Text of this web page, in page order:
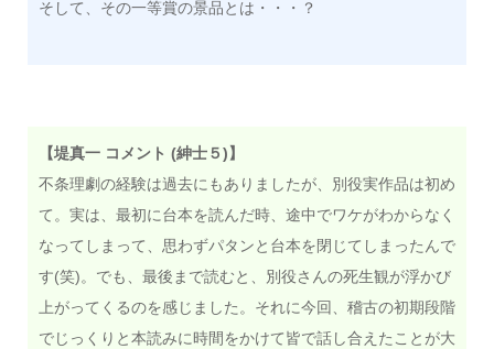
そして、その一等賞の景品とは・・・？
【堤真一 コメント (紳士５)】
不条理劇の経験は過去にもありましたが、別役実作品は初め
て。実は、最初に台本を読んだ時、途中でワケがわからなく
なってしまって、思わずパタンと台本を閉じてしまったんで
す(笑)。でも、最後まで読むと、別役さんの死生観が浮かび
上がってくるのを感じました。それに今回、稽古の初期段階
でじっくりと本読みに時間をかけて皆で話し合えたことが大